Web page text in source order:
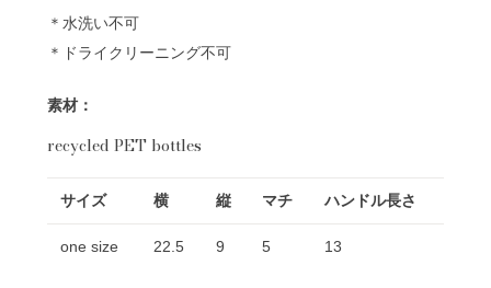
＊水洗い不可
＊ドライクリーニング不可
素材：
recycled PET bottles
サイズ 横 縦 マチ ハンドル長さ
one size 22.5 9 5 13